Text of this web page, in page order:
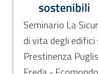
sostenibili
Seminario La
di vita degli
Prestinenza